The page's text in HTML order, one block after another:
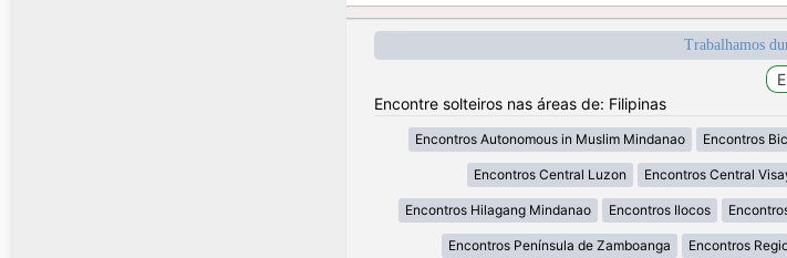
Trabalhamos
Encontre solteiros nas áreas de: Filipinas
Encontros Autonomous in Muslim Mindanao Encontros
Encontros Central Luzon Encontros Central
Encontros Hilagang Mindanao Encontros Ilocos
Encontros Península de Zamboanga Encontros